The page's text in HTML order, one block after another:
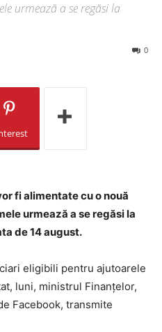
urmează a se regăsi la
0
fi alimentate cu o nouă
urmează a se regăsi la
de 14 august.
eligibili pentru ajutoarele
luni, ministrul Finanţelor,
Facebook, transmite